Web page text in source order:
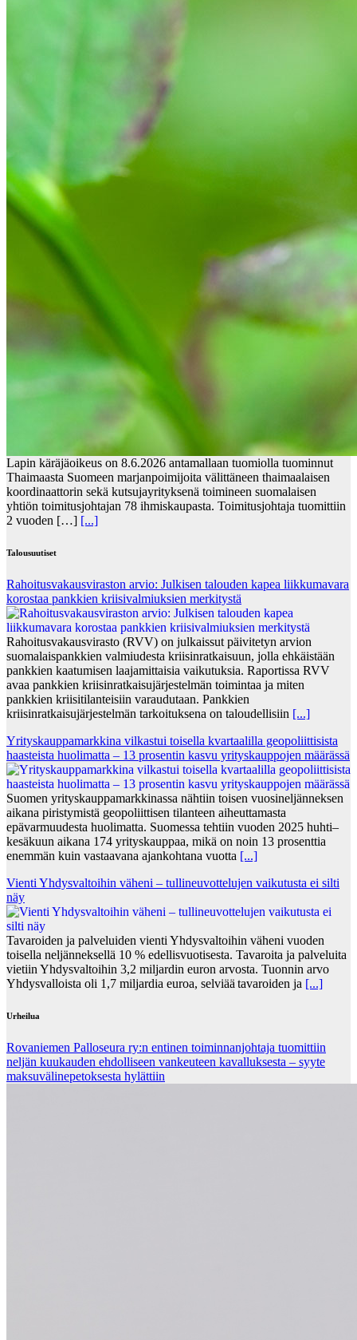
Lapin käräjäoikeus on 8.6.2026 antamallaan tuomiolla tuominnut
Thaimaasta Suomeen marjanpoimijoita välittäneen thaimaalaisen
koordinaattorin sekä kutsujayrityksenä toimineen suomalaisen
yhtiön toimitusjohtajan 78 ihmiskaupasta. Toimitusjohtaja tuomittiin
2 vuoden […] [...]
Talousuutiset
Rahoitusvakausviraston arvio: Julkisen talouden kapea liikkumavara
korostaa pankkien kriisivalmiuksien merkitystä
Rahoitusvakausvirasto (RVV) on julkaissut päivitetyn arvion
suomalaispankkien valmiudesta kriisinratkaisuun, jolla ehkäistään
pankkien kaatumisen laajamittaisia vaikutuksia. Raportissa RVV
avaa pankkien kriisinratkaisujärjestelmän toimintaa ja miten
pankkien kriisitilanteisiin varaudutaan. Pankkien
kriisinratkaisujärjestelmän tarkoituksena on taloudellisiin [...]
Yrityskauppamarkkina vilkastui toisella kvartaalilla geopoliittisista
haasteista huolimatta – 13 prosentin kasvu yrityskauppojen määrässä
Suomen yrityskauppamarkkinassa nähtiin toisen vuosineljänneksen
aikana piristymistä geopoliittisen tilanteen aiheuttamasta
epävarmuudesta huolimatta. Suomessa tehtiin vuoden 2025 huhti–
kesäkuun aikana 174 yrityskauppaa, mikä on noin 13 prosenttia
enemmän kuin vastaavana ajankohtana vuotta [...]
Vienti Yhdysvaltoihin väheni – tullineuvottelujen vaikutusta ei silti
näy
Tavaroiden ja palveluiden vienti Yhdysvaltoihin väheni vuoden
toisella neljänneksellä 10 % edellisvuotisesta. Tavaroita ja palveluita
vietiin Yhdysvaltoihin 3,2 miljardin euron arvosta. Tuonnin arvo
Yhdysvalloista oli 1,7 miljardia euroa, selviää tavaroiden ja [...]
Urheilua
Rovaniemen Palloseura ry:n entinen toiminnanjohtaja tuo­mit­tiin
neljän kuu­kau­den eh­dol­li­seen van­keu­teen ka­val­luk­ses­ta – syyte
mak­su­vä­li­ne­pe­tok­ses­ta hy­lät­tiin